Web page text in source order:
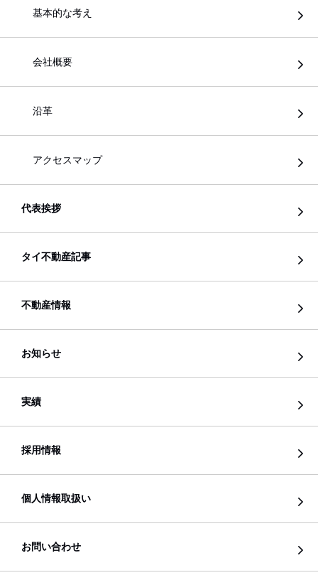
基本的な考え
会社概要
沿革
アクセスマップ
代表挨拶
タイ不動産記事
不動産情報
お知らせ
実績
採用情報
個人情報取扱い
お問い合わせ